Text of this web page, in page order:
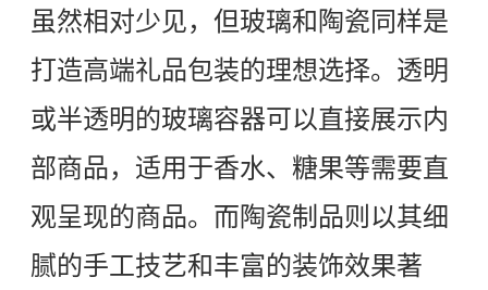
虽然相对少见，但玻璃和陶瓷同样是
打造高端礼品包装的理想选择。透明
或半透明的玻璃容器可以直接展示内
部商品，适用于香水、糖果等需要直
观呈现的商品。而陶瓷制品则以其细
腻的手工技艺和丰富的装饰效果著